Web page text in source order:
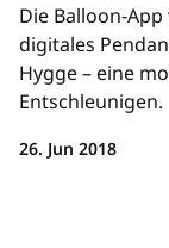
Die Balloon-
digitales
Hygge – eine
Entschleunigen.
26. Jun 2018